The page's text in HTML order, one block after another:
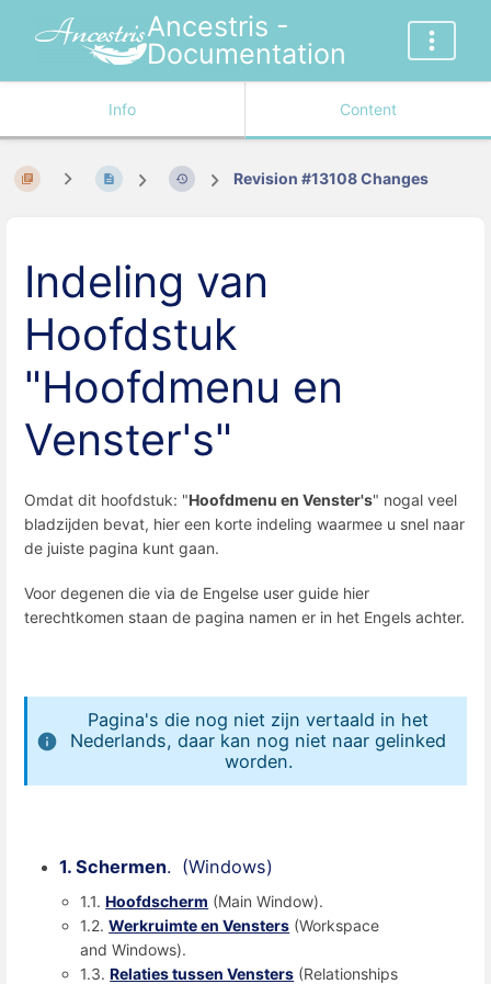
Ancestris -
Documentation
Info Content
Revision #13108 Changes
Indeling van
Hoofdstuk
"Hoofdmenu en
Venster's"
Omdat dit hoofdstuk: "Hoofdmenu en Venster's" nogal veel
bladzijden bevat, hier een korte indeling waarmee u snel naar
de juiste pagina kunt gaan.
Voor degenen die via de Engelse user guide hier
terechtkomen staan de pagina namen er in het Engels achter.
Pagina's die nog niet zijn vertaald in het
Nederlands, daar kan nog niet naar gelinked
worden.
1. Schermen. (Windows)
1.1.Hoofdscherm (Main Window).
1.2.Werkruimte en Vensters (Workspace
and Windows).
1.3.Relaties tussen Vensters (Relationships